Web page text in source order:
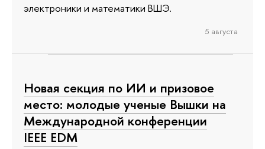
электроники и математики ВШЭ.
5 августа
Новая секция по ИИ и призовое
место: молодые ученые Вышки на
Международной конференции
IEEE EDM